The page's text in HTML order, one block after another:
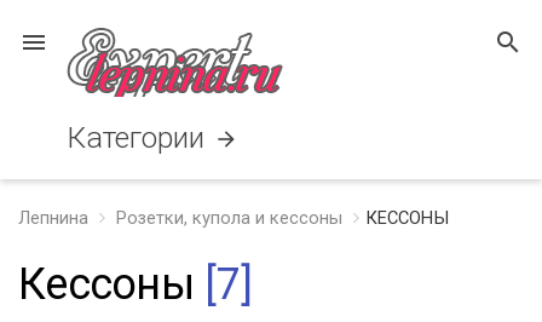
menu search
Категории arrow_forward
Лепнина Розетки, купола и кессоны КЕССОНЫ
Кессоны [7]